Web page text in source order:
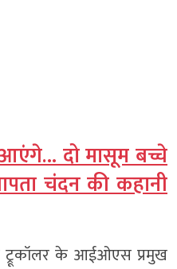
दो मासूम बच्चे
चंदन की कहानी
ट्रूकॉलर के आईओएस प्रमुख